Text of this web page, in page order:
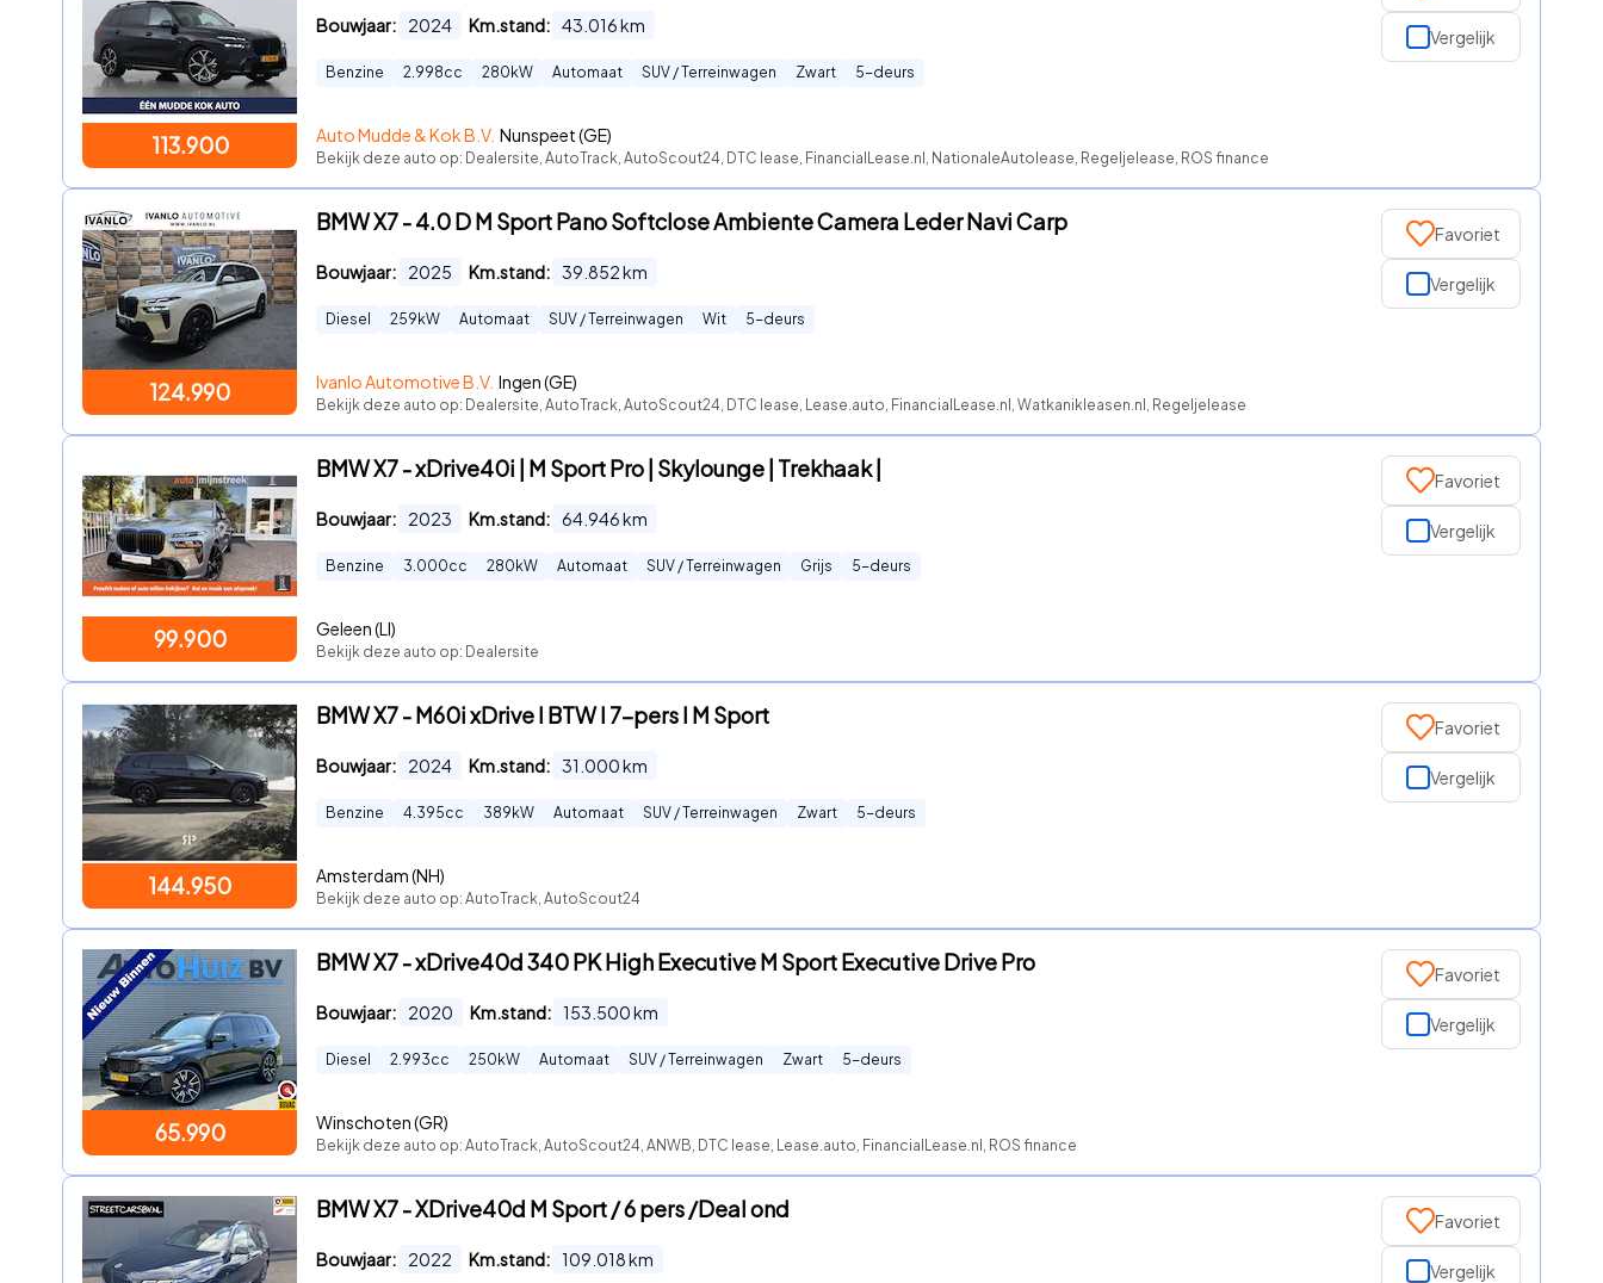
113.900
Bouwjaar: 2024 Km.stand: 43.016km
Benzine 2.998cc 280 kW Automaat SUV / Terreinwagen Zwart 5-deurs
Auto Mudde & Kok B.V. Nunspeet (GE)
Bekijk deze auto op: Dealersite, AutoTrack, AutoScout24, DTC lease, FinancialLease.nl, NationaleAutolease, Regeljelease, ROS finance
Vergelijk
124.990
BMW X7 - 4.0 D M Sport Pano Softclose Ambiente Camera Leder Navi Carp
Bouwjaar: 2025 Km.stand: 39.852km
Diesel 259 kW Automaat SUV / Terreinwagen Wit 5-deurs
Ivanlo Automotive B.V. Ingen (GE)
Bekijk deze auto op: Dealersite, AutoTrack, AutoScout24, DTC lease, Lease.auto, FinancialLease.nl, Watkanikleasen.nl, Regeljelease
Favoriet
Vergelijk
99.900
BMW X7 - xDrive40i | M Sport Pro | Skylounge | Trekhaak |
Bouwjaar: 2023 Km.stand: 64.946km
Benzine 3.000cc 280 kW Automaat SUV / Terreinwagen Grijs 5-deurs
Geleen (LI)
Bekijk deze auto op: Dealersite
Favoriet
Vergelijk
144.950
BMW X7 - M60i xDrive I BTW I 7-pers I M Sport
Bouwjaar: 2024 Km.stand: 31.000km
Benzine 4.395cc 389 kW Automaat SUV / Terreinwagen Zwart 5-deurs
Amsterdam (NH)
Bekijk deze auto op: AutoTrack, AutoScout24
Favoriet
Vergelijk
65.990
BMW X7 - xDrive40d 340 PK High Executive M Sport Executive Drive Pro
Bouwjaar: 2020 Km.stand: 153.500km
Diesel 2.993cc 250 kW Automaat SUV / Terreinwagen Zwart 5-deurs
Winschoten (GR)
Bekijk deze auto op: AutoTrack, AutoScout24, ANWB, DTC lease, Lease.auto, FinancialLease.nl, ROS finance
Favoriet
Vergelijk
BMW X7 - XDrive40d M Sport / 6 pers /Deal ond
Bouwjaar: 2022 Km.stand: 109.018km
Favoriet
Vergelijk